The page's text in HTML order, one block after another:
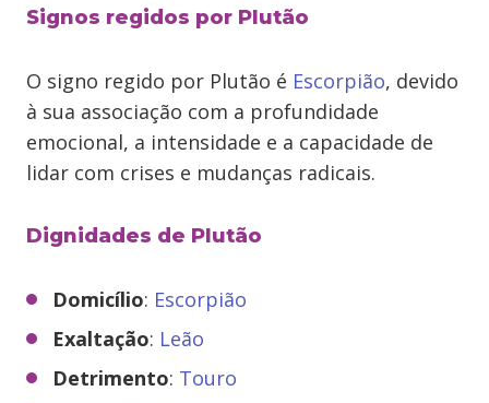
Signos regidos por Plutão
O signo regido por Plutão é Escorpião, devido
à sua associação com a profundidade
emocional, a intensidade e a capacidade de
lidar com crises e mudanças radicais.
Dignidades de Plutão
Domicílio: Escorpião
Exaltação: Leão
Detrimento: Touro